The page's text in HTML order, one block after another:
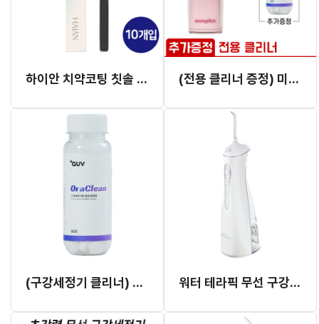
하이안 치약코팅 칫솔 - 성인용 (10개입) (전용 클리너 증정) 미니픽 구강세정기
(구강세정기 클리너) 오라클린 워터 테라픽 무선 구강세정기 #WTP01